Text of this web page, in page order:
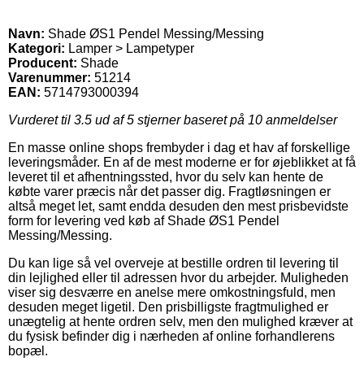
Navn: Shade ØS1 Pendel Messing/Messing
Kategori: Lamper > Lampetyper
Producent: Shade
Varenummer: 51214
EAN: 5714793000394
Vurderet til 3.5 ud af 5 stjerner baseret på 10 anmeldelser
En masse online shops frembyder i dag et hav af forskellige
leveringsmåder. En af de mest moderne er for øjeblikket at få
leveret til et afhentningssted, hvor du selv kan hente de
købte varer præcis når det passer dig. Fragtløsningen er
altså meget let, samt endda desuden den mest prisbevidste
form for levering ved køb af Shade ØS1 Pendel
Messing/Messing.
Du kan lige så vel overveje at bestille ordren til levering til
din lejlighed eller til adressen hvor du arbejder. Muligheden
viser sig desværre en anelse mere omkostningsfuld, men
desuden meget ligetil. Den prisbilligste fragtmulighed er
unægtelig at hente ordren selv, men den mulighed kræver at
du fysisk befinder dig i nærheden af online forhandlerens
bopæl.